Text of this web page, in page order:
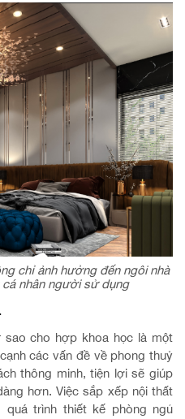
chỉ ảnh hưởng đến ngôi nhà
nhân người sử dụng
sao cho hợp khoa học là một
các vấn đề về phong thuỷ
thông minh, tiện lợi sẽ giúp
hơn. Việc sắp xếp nội thất
trình thiết kế phòng ngủ